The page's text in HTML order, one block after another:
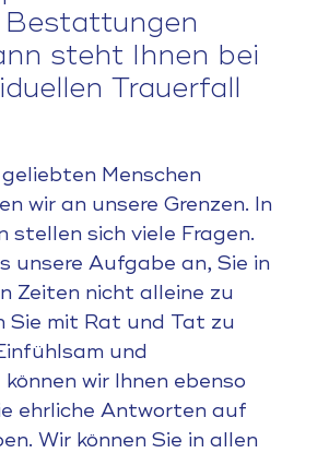
steht Ihnen bei
Trauerfall
Menschen
wir an unsere Grenzen. In
stellen sich viele Fragen.
unsere Aufgabe an, Sie in
Zeiten nicht alleine zu
Sie mit Rat und Tat zu
und
wir Ihnen ebenso
ehrliche Antworten auf
Wir können Sie in allen